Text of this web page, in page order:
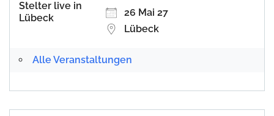
26 Mai 27
Lübeck
Alle Veranstaltungen